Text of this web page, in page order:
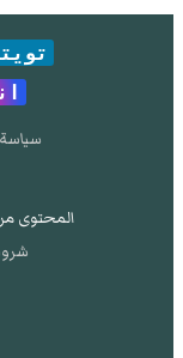
المحتوى